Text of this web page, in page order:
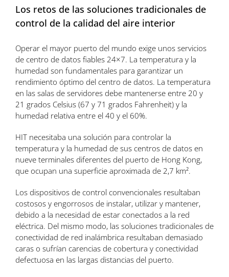
Los retos de las soluciones tradicionales de
control de la calidad del aire interior
Operar el mayor puerto del mundo exige unos servicios
de centro de datos fiables 24×7. La temperatura y la
humedad son fundamentales para garantizar un
rendimiento óptimo del centro de datos. La temperatura
en las salas de servidores debe mantenerse entre 20 y
21 grados Celsius (67 y 71 grados Fahrenheit) y la
humedad relativa entre el 40 y el 60%.
HIT necesitaba una solución para controlar la
temperatura y la humedad de sus centros de datos en
nueve terminales diferentes del puerto de Hong Kong,
que ocupan una superficie aproximada de 2,7 km².
Los dispositivos de control convencionales resultaban
costosos y engorrosos de instalar, utilizar y mantener,
debido a la necesidad de estar conectados a la red
eléctrica. Del mismo modo, las soluciones tradicionales de
conectividad de red inalámbrica resultaban demasiado
caras o sufrían carencias de cobertura y conectividad
defectuosa en las largas distancias del puerto.